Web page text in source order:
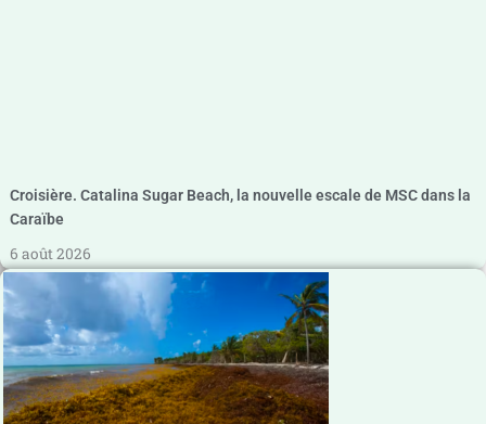
Croisière. Catalina Sugar Beach, la nouvelle escale de MSC dans la
Caraïbe
6 août 2026